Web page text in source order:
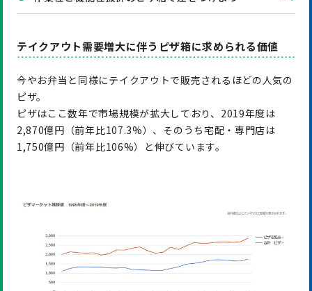
テイクアウト需要増大に伴うピザ箱に求められる価値
今やお弁当と同様にテイクアウトで販売されるほどの人気の
ピザ。
ピザはここ数年で市場規模が拡大しており、2019年度は
2,870億円（前年比107.3%）、そのうち宅配・専門店は
1,750億円（前年比106%）と伸びています。